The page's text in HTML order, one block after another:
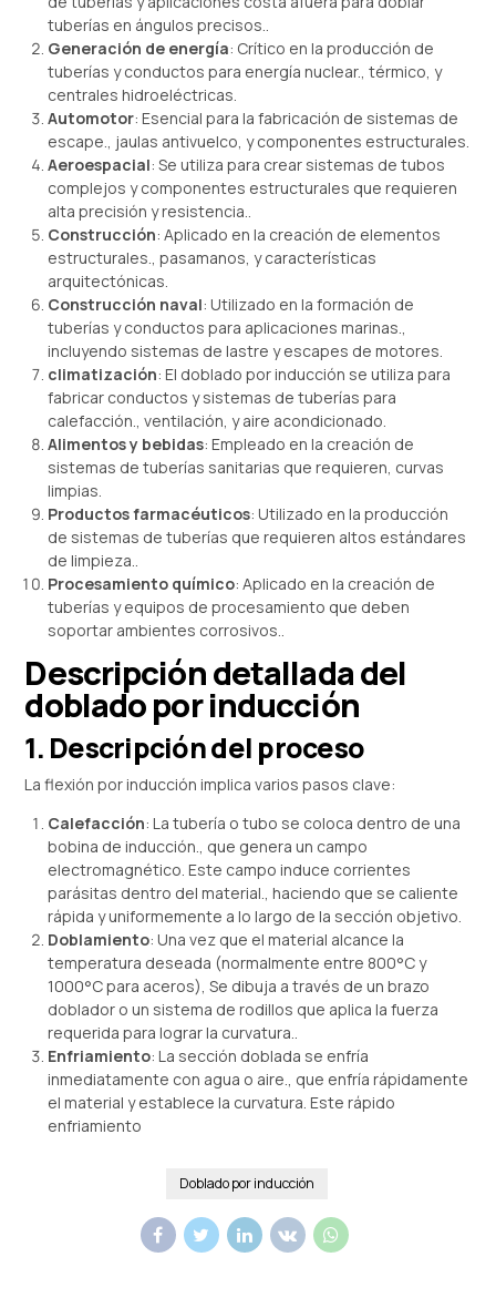
tuberías en ángulos precisos..
Generación de energía: Crítico en la producción de
tuberías y conductos para energía nuclear., térmico, y
centrales hidroeléctricas.
Automotor: Esencial para la fabricación de sistemas de
escape., jaulas antivuelco, y componentes estructurales.
Aeroespacial: Se utiliza para crear sistemas de tubos
complejos y componentes estructurales que requieren
alta precisión y resistencia..
Construcción: Aplicado en la creación de elementos
estructurales., pasamanos, y características
arquitectónicas.
Construcción naval: Utilizado en la formación de
tuberías y conductos para aplicaciones marinas.,
incluyendo sistemas de lastre y escapes de motores.
climatización: El doblado por inducción se utiliza para
fabricar conductos y sistemas de tuberías para
calefacción., ventilación, y aire acondicionado.
Alimentos y bebidas: Empleado en la creación de
sistemas de tuberías sanitarias que requieren, curvas
limpias.
Productos farmacéuticos: Utilizado en la producción
de sistemas de tuberías que requieren altos estándares
de limpieza..
Procesamiento químico: Aplicado en la creación de
tuberías y equipos de procesamiento que deben
soportar ambientes corrosivos..
Descripción detallada del
doblado por inducción
1. Descripción del proceso
La flexión por inducción implica varios pasos clave:
Calefacción: La tubería o tubo se coloca dentro de una
bobina de inducción., que genera un campo
electromagnético. Este campo induce corrientes
parásitas dentro del material., haciendo que se caliente
rápida y uniformemente a lo largo de la sección objetivo.
Doblamiento: Una vez que el material alcance la
temperatura deseada (normalmente entre 800°C y
1000°C para aceros), Se dibuja a través de un brazo
doblador o un sistema de rodillos que aplica la fuerza
requerida para lograr la curvatura..
Enfriamiento: La sección doblada se enfría
inmediatamente con agua o aire., que enfría rápidamente
el material y establece la curvatura. Este rápido
enfriamiento
Doblado por inducción